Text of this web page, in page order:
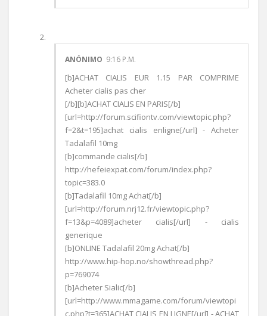
ANÓNIMO 9:16 P.M.
[b]ACHAT CIALIS EUR 1.15 PAR COMPRIME
Acheter cialis pas cher
[/b][b]ACHAT CIALIS EN PARIS[/b]
[url=http://forum.scifiontv.com/viewtopic.php?
f=2&t=195]achat cialis enligne[/url] - Acheter
Tadalafil 10mg
[b]commande cialis[/b]
http://hefeiexpat.com/forum/index.php?
topic=383.0
[b]Tadalafil 10mg Achat[/b]
[url=http://forum.nrj12.fr/viewtopic.php?
f=13&p=4089]acheter cialis[/url] - cialis
generique
[b]ONLINE Tadalafil 20mg Achat[/b]
http://www.hip-hop.no/showthread.php?
p=769074
[b]Acheter Sialic[/b]
[url=http://www.mmagame.com/forum/viewtopi
c.php?t=365]ACHAT CIALIS EN LIGNE[/url] - ACHAT